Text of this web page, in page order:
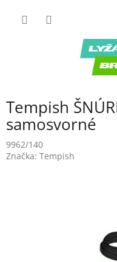
Tempish
samosvorné
9962/140
Značka: Tempish